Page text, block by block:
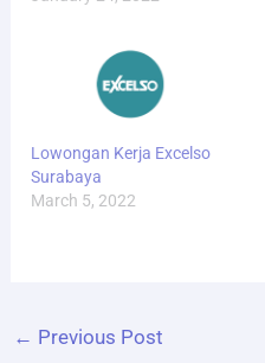
Lowongan Kerja Excelso
Surabaya
March 5, 2022
← Previous Post